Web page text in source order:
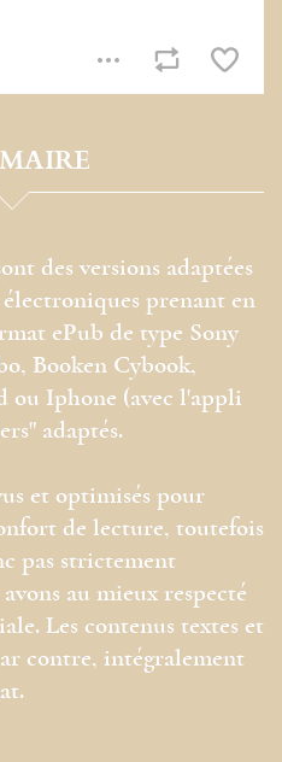
des versions adaptées
électroniques prenant en
ePub de type Sony
Booken Cybook,
ou Iphone (avec l'appli
adaptés.
et optimisés pour
de lecture, toutefois
pas strictement
au mieux respecté
Les contenus textes et
contre, intégralement